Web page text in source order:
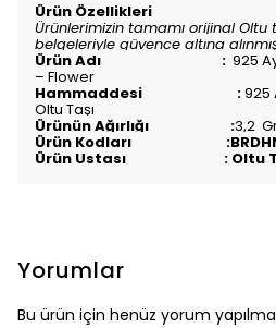
Ürün Özellikleri
Ürünlerimizin tamamı orijinal Oltu
belgeleriyle güvence altına
Ürün Adı : 925
– Flower
Hammaddesi :925
Oltu Taşı
Ürünün Ağırlığı :3,2
Ürün Kodları
Ürün Ustası : Oltu
Yorumlar
Bu ürün için henüz yorum